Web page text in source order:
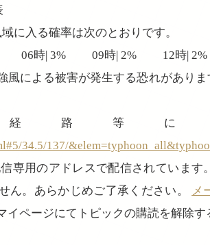
に入る確率は次のとおりです。
06時| 3% 09時| 2% 12時|
風による被害が発生する恐れがあり
路等に
34.5/137/
用のアドレスで配信されています
ん。あらかじめご了承ください。
メ
イページにてトピックの購読を解除す